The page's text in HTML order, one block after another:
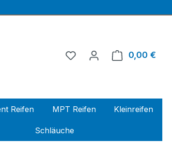
0,00 €
Reifen MPT Reifen Kleinreifen
Schläuche